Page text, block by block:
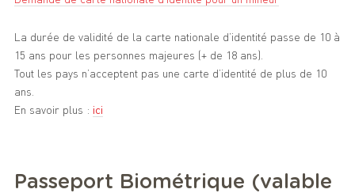
La durée de validité de la carte nationale d’identité passe de 10 à
15 ans pour les personnes majeures (+ de 18 ans).
Tout les pays n’acceptent pas une carte d’identité de plus de 10
ans.
En savoir plus : ici
Passeport Biométrique (valable